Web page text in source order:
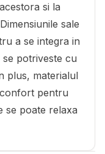
si la
sale
a se integra in
potriveste cu
plus, materialul
pentru
se poate relaxa